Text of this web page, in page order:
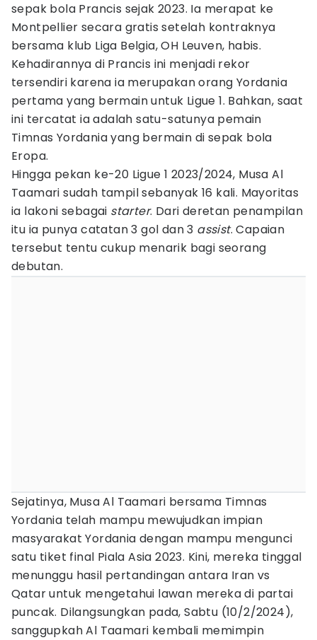
sepak bola Prancis sejak 2023. Ia merapat ke
Montpellier secara gratis setelah kontraknya
bersama klub Liga Belgia, OH Leuven, habis.
Kehadirannya di Prancis ini menjadi rekor
tersendiri karena ia merupakan orang Yordania
pertama yang bermain untuk Ligue 1. Bahkan, saat
ini tercatat ia adalah satu-satunya pemain
Timnas Yordania yang bermain di sepak bola
Eropa.
Hingga pekan ke-20 Ligue 1 2023/2024, Musa Al
Taamari sudah tampil sebanyak 16 kali. Mayoritas
ia lakoni sebagai starter. Dari deretan penampilan
itu ia punya catatan 3 gol dan 3 assist. Capaian
tersebut tentu cukup menarik bagi seorang
debutan.
Sejatinya, Musa Al Taamari bersama Timnas
Yordania telah mampu mewujudkan impian
masyarakat Yordania dengan mampu mengunci
satu tiket final Piala Asia 2023. Kini, mereka tinggal
menunggu hasil pertandingan antara Iran vs
Qatar untuk mengetahui lawan mereka di partai
puncak. Dilangsungkan pada, Sabtu (10/2/2024),
sanggupkah Al Taamari kembali memimpin